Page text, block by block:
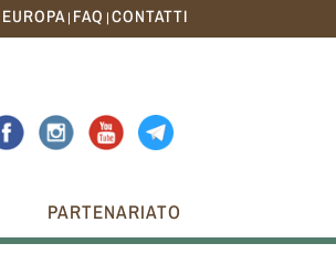
EUROPA| FAQ | CONTATTI
PARTENARIATO